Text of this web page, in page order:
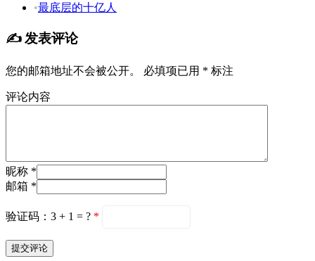
•最底层的十亿人
✍️ 发表评论
您的邮箱地址不会被公开。 必填项已用 * 标注
评论内容
昵称 *
邮箱 *
验证码：3 + 1 = ? *